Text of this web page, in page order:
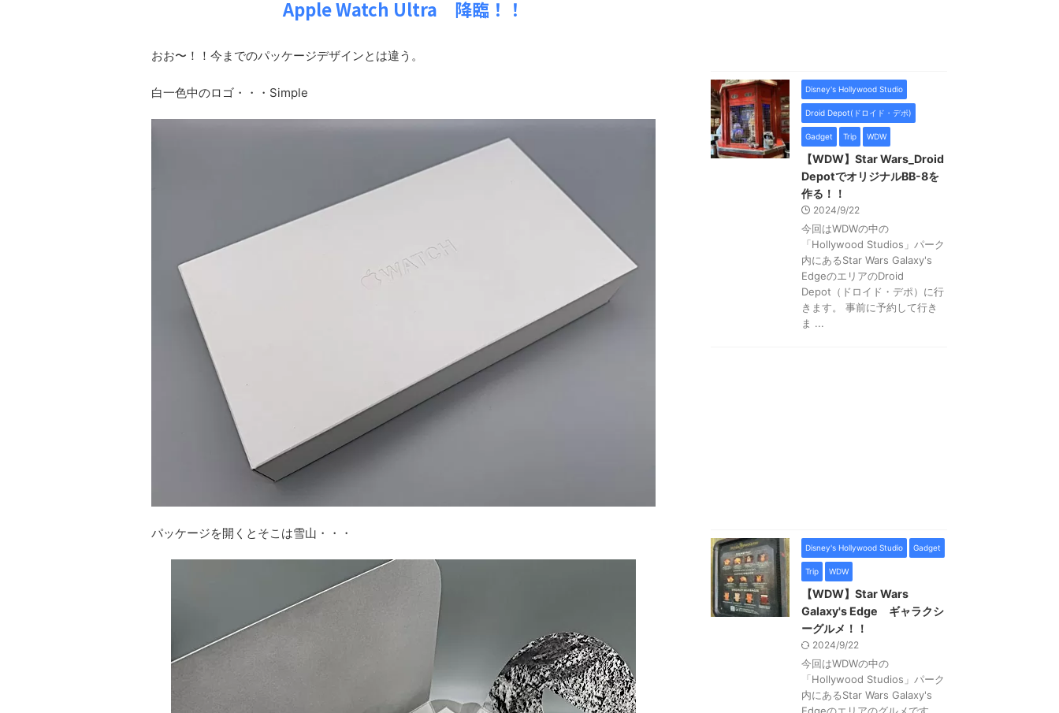
Apple Watch Ultra 降臨！！
おお〜！！今までのパッケージデザインとは違う。
白一色中のロゴ・・・Simple
パッケージを開くとそこは雪山・・・
Disney's Hollywood Studio
Droid Depot(ドロイド・デポ)
Gadget Trip WDW
【WDW】Star Wars_Droid
DepotでオリジナルBB-8を
作る！！
2024/9/22
今回はWDWの中の
「Hollywood Studios」パーク
内にあるStar Wars Galaxy's
EdgeのエリアのDroid
Depot（ドロイド・デポ）に行
きます。 事前に予約して行き
ま ...
Disney's Hollywood Studio Gadget
Trip WDW
【WDW】Star Wars
Galaxy's Edge ギャラクシ
ーグルメ！！
2024/9/22
今回はWDWの中の
「Hollywood Studios」パーク
内にあるStar Wars Galaxy's
Edgeのエリアのグルメです。